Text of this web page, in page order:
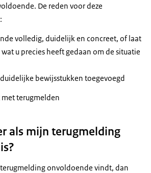
De reden voor deze
volledig, duidelijk en concreet, of laat
u precies heeft gedaan om de situatie
bewijsstukken toegevoegd
terugmelden
als mijn terugmelding
onvoldoende vindt, dan